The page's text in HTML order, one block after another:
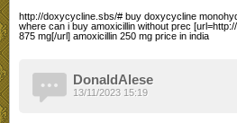
http://doxycycline.sbs/# buy doxycycline
where can i buy amoxicillin without prec
875 mg[/url] amoxicillin 250 mg price in india
DonaldAlese
13/11/2023 15:19